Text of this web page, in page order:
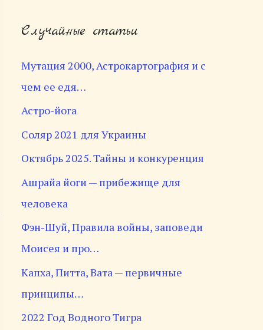
Случайные статьи
Мутация 2000, Астрокартография и с
чем ее едя…
Астро-йога
Соляр 2021 для Украины
Октябрь 2025. Тайны и конкуренция
Ашрайа йоги — прибежище для
человека
Фэн-Шуй, Правила войны, заповеди
Моисея и про…
Капха, Питта, Вата — первичные
принципы…
2022 Год Водного Тигра